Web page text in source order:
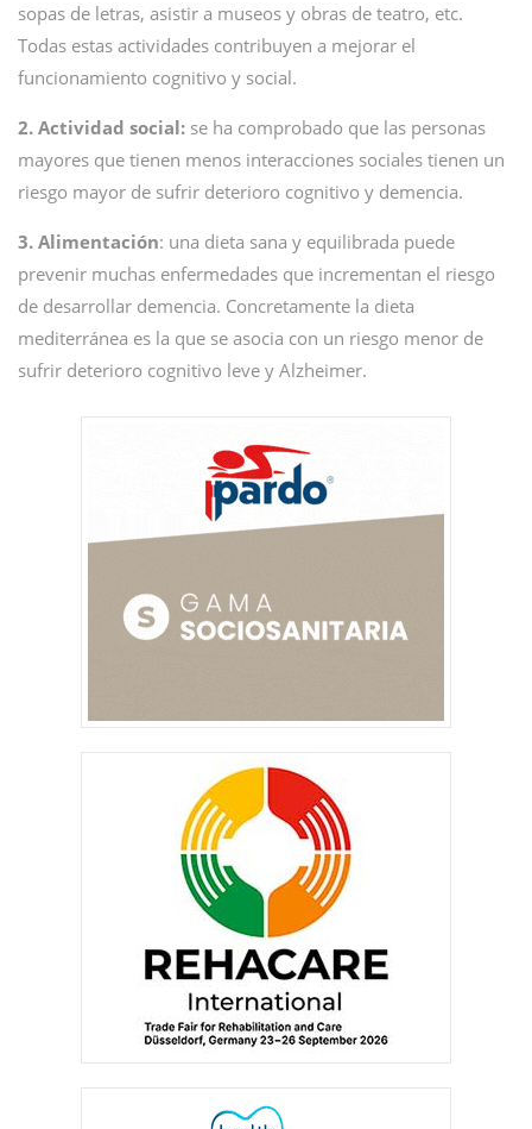
sopas de letras, asistir a museos y obras de teatro, etc.
Todas estas actividades contribuyen a mejorar el
funcionamiento cognitivo y social.
2. Actividad social: se ha comprobado que las personas
mayores que tienen menos interacciones sociales tienen un
riesgo mayor de sufrir deterioro cognitivo y demencia.
3. Alimentación: una dieta sana y equilibrada puede
prevenir muchas enfermedades que incrementan el riesgo
de desarrollar demencia. Concretamente la dieta
mediterránea es la que se asocia con un riesgo menor de
sufrir deterioro cognitivo leve y Alzheimer.